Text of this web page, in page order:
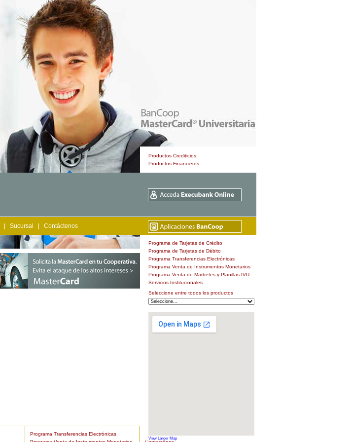
Sucursal Contáctenos
Productos Crediticios
Productos Financieros
Programa de Tarjetas de Crédito
Programa de Tarjetas de Débito
Programa Transferencias Electrónicas
Programa Venta de Instrumentos Monetarios
Programa Venta de Marbetes y Planillas IVU
Servicios Institucionales
Seleccione entre todos los productos
View Larger Map
Programa Transferencias Electrónicas